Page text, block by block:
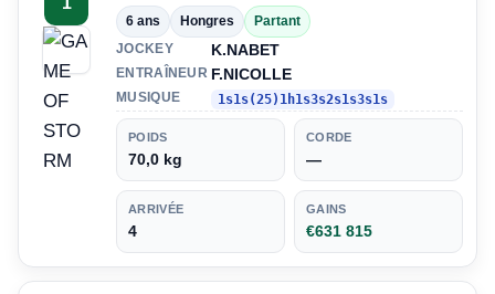
6 ans Hongres
Partant
JOCKEY
K.NABET
ENTRAÎNEUR F.NICOLLE
MUSIQUE 1s1s(25)1h1s3s2s1s3s1s
POIDS
70,0 kg
CORDE
—
ARRIVÉE
4
GAINS
€631 815